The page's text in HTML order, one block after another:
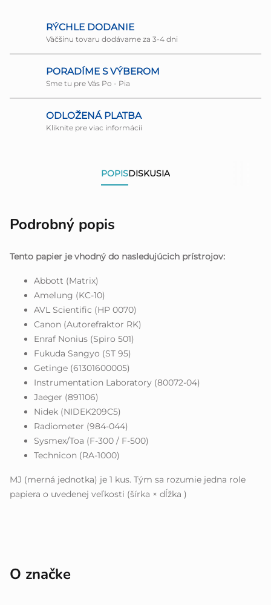
RÝCHLE DODANIE
Väčšinu tovaru dodávame za 3-4 dni
PORADÍME S VÝBEROM
Sme tu pre Vás Po - Pia
ODLOŽENÁ PLATBA
Kliknite pre viac informácií
POPISDISKUSIA
Podrobný popis
Tento papier je vhodný do nasledujúcich prístrojov:
Abbott (Matrix)
Amelung (KC-10)
AVL Scientific (HP 0070)
Canon (Autorefraktor RK)
Enraf Nonius (Spiro 501)
Fukuda Sangyo (ST 95)
Getinge (61301600005)
Instrumentation Laboratory (80072-04)
Jaeger (891106)
Nidek (NIDEK209C5)
Radiometer (984-044)
Sysmex/Toa (F-300 / F-500)
Technicon (RA-1000)
MJ (merná jednotka) je 1 kus. Tým sa rozumie jedna role
papiera o uvedenej veľkosti (šírka × dĺžka )
O značke